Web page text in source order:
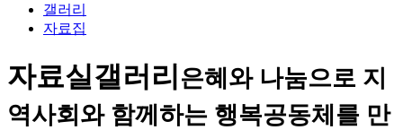
갤러리
자료집
자료실갤러리은혜와 나눔으로 지
역사회와 함께하는 행복공동체를 만